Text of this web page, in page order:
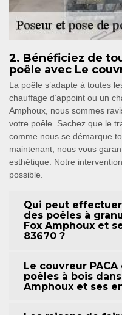
2. Bénéficiez de
poêle avec Le
La poêle s’adapte à toutes
chauffage d’appoint ou un
Amphoux, nous sommes
votre poêle. Sachez que le
comme nous se démarque
maintenant, nous vous
esthétique. Notre
possible.
Qui peut
des poêles à
Fox Amphoux et
83670 ?
Le couvreur
poêles à bois
Amphoux et ses